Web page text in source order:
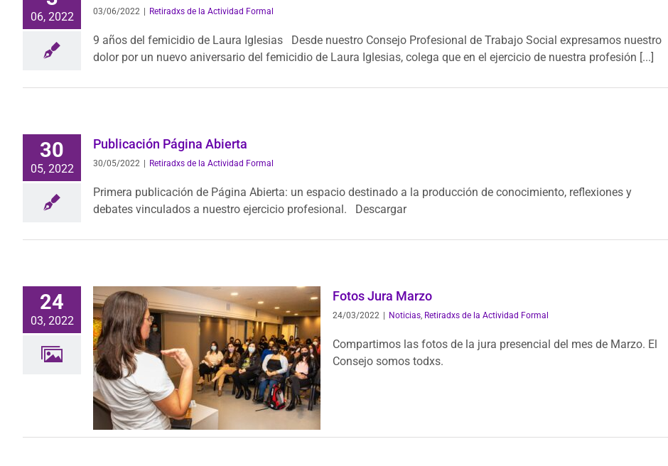
06, 2022 03/06/2022 Retiradxs de la Actividad Formal
9 años del femicidio de Laura Iglesias Desde nuestro Consejo Profesional de Trabajo Social expresamos nuestro
dolor por un nuevo aniversario del femicidio de Laura Iglesias, colega que en el ejercicio de nuestra profesión [...]
30
05, 2022
Publicación Página Abierta
30/05/2022 Retiradxs de la Actividad Formal
Primera publicación de Página Abierta: un espacio destinado a la producción de conocimiento, reflexiones y
debates vinculados a nuestro ejercicio profesional. Descargar
24
03, 2022
Fotos Jura Marzo
24/03/2022 Noticias, Retiradxs de la Actividad Formal
Compartimos las fotos de la jura presencial del mes de Marzo. El
Consejo somos todxs.